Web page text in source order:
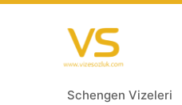
Schengen Vizeleri